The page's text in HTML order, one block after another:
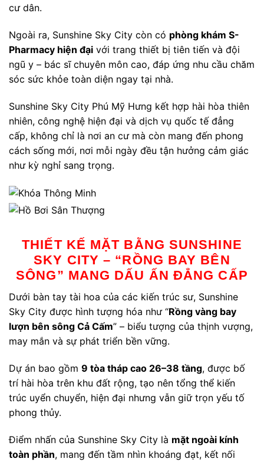
cư dân.
Ngoài ra, Sunshine Sky City còn có phòng khám S-
Pharmacy hiện đại với trang thiết bị tiên tiến và đội
ngũ y – bác sĩ chuyên môn cao, đáp ứng nhu cầu chăm
sóc sức khỏe toàn diện ngay tại nhà.
Sunshine Sky City Phú Mỹ Hưng kết hợp hài hòa thiên
nhiên, công nghệ hiện đại và dịch vụ quốc tế đẳng
cấp, không chỉ là nơi an cư mà còn mang đến phong
cách sống mới, nơi mỗi ngày đều tận hưởng cảm giác
như kỳ nghỉ sang trọng.
THIẾT KẾ MẶT BẰNG SUNSHINE
SKY CITY – “RỒNG BAY BÊN
SÔNG” MANG DẤU ẤN ĐẲNG CẤP
Dưới bàn tay tài hoa của các kiến trúc sư, Sunshine
Sky City được hình tượng hóa như “Rồng vàng bay
lượn bên sông Cả Cấm” – biểu tượng của thịnh vượng,
may mắn và sự phát triển bền vững.
Dự án bao gồm 9 tòa tháp cao 26–38 tầng, được bố
trí hài hòa trên khu đất rộng, tạo nên tổng thể kiến
trúc uyển chuyển, hiện đại nhưng vẫn giữ trọn yếu tố
phong thủy.
Điểm nhấn của Sunshine Sky City là mặt ngoài kính
toàn phần, mang đến tầm nhìn khoáng đạt, kết nối